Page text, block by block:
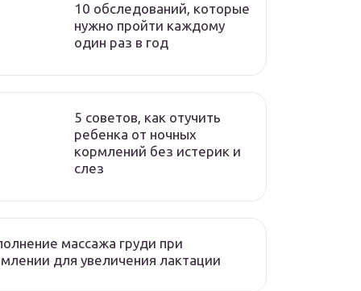
10 обследований, которые
нужно пройти каждому
один раз в год
5 советов, как отучить
ребенка от ночных
кормлений без истерик и
слез
массажа груди при
для увеличения лактации